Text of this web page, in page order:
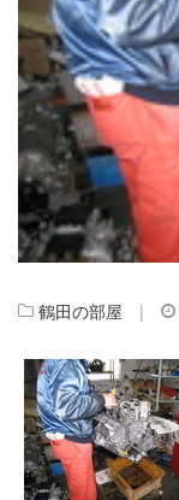
鶴田の部屋 |